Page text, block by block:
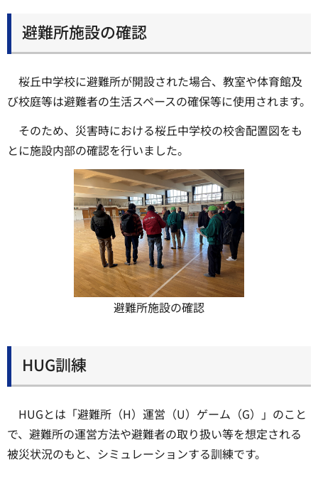
避難所施設の確認
桜丘中学校に避難所が開設された場合、教室や体育館及
び校庭等は避難者の生活スペースの確保等に使用されます。
そのため、災害時における桜丘中学校の校舎配置図をも
とに施設内部の確認を行いました。
避難所施設の確認
HUG訓練
HUGとは「避難所（H）運営（U）ゲーム（G）」のこと
で、避難所の運営方法や避難者の取り扱い等を想定される
被災状況のもと、シミュレーションする訓練です。